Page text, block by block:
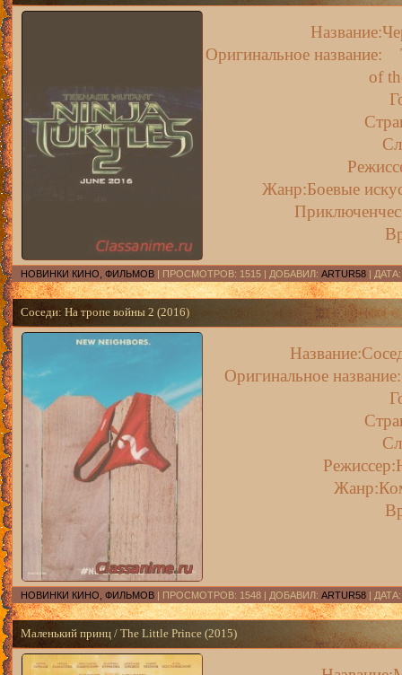
Оригинальное название:
of
Жанр:Боевые
НОВИНКИ КИНО, ФИЛЬМОВ | ПРОСМОТРОВ: 1515 | ДОБАВИЛ: ARTUR58 |
Соседи: На тропе войны 2 (2016)
Оригинальное
НОВИНКИ КИНО, ФИЛЬМОВ | ПРОСМОТРОВ: 1548 | ДОБАВИЛ: ARTUR58 |
Маленький принц / The Little Prince (2015)